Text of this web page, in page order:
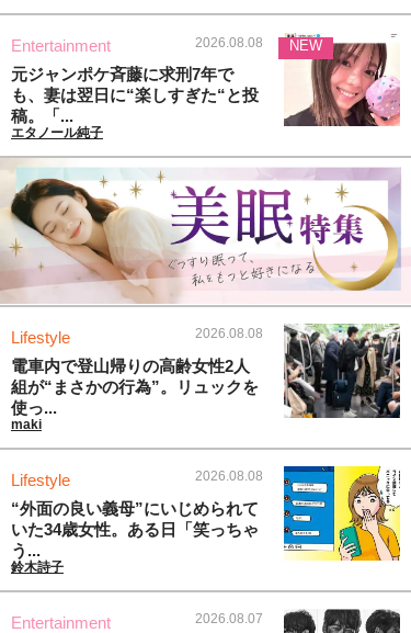
Entertainment 2026.08.08
元ジャンポケ斉藤に求刑7年で
も、妻は翌日に“楽しすぎた“と投
稿。「...
エタノール純子
NEW
Lifestyle 2026.08.08
電車内で登山帰りの高齢女性2人
組が“まさかの行為”。リュックを
使っ...
maki
Lifestyle 2026.08.08
“外面の良い義母”にいじめられて
いた34歳女性。ある日「笑っちゃ
う...
鈴木詩子
Entertainment 2026.08.07